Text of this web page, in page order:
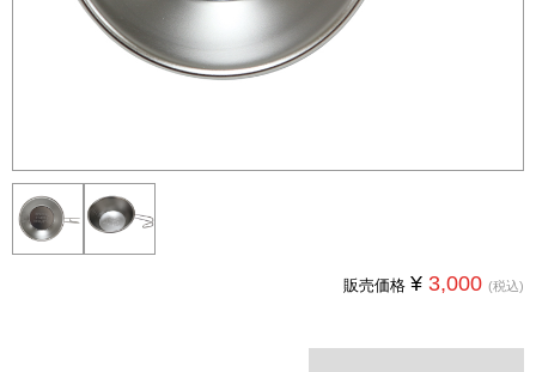
販売価格 ¥ 3,000 (税込)